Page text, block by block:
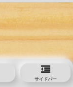
サイドバー